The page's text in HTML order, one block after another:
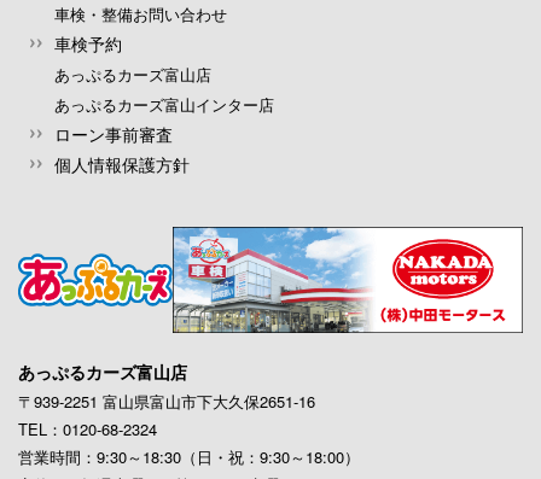
車検・整備お問い合わせ
車検予約
あっぷるカーズ富山店
あっぷるカーズ富山インター店
ローン事前審査
個人情報保護方針
あっぷるカーズ富山店
〒939-2251 富山県富山市下大久保2651-16
TEL：0120-68-2324
営業時間：9:30～18:30（日・祝：9:30～18:00）